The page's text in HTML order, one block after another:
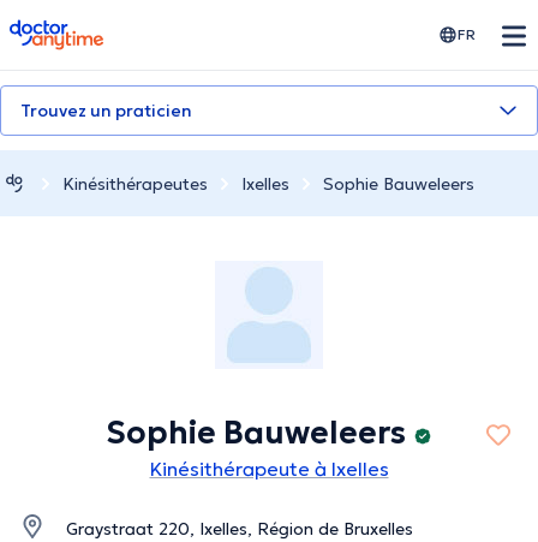
doctoranytime FR
Trouvez un praticien
Kinésithérapeutes Ixelles Sophie Bauweleers
Sophie Bauweleers
Kinésithérapeute à Ixelles
Graystraat 220, Ixelles, Région de Bruxelles